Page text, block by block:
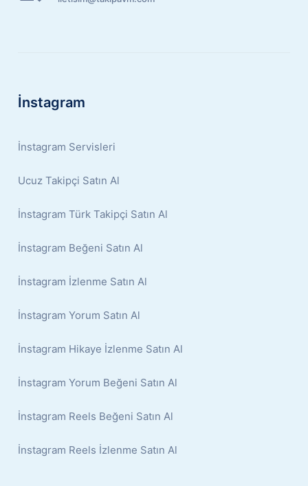
İnstagram
İnstagram Servisleri
Ucuz Takipçi Satın Al
İnstagram Türk Takipçi Satın Al
İnstagram Beğeni Satın Al
İnstagram İzlenme Satın Al
İnstagram Yorum Satın Al
İnstagram Hikaye İzlenme Satın Al
İnstagram Yorum Beğeni Satın Al
İnstagram Reels Beğeni Satın Al
İnstagram Reels İzlenme Satın Al